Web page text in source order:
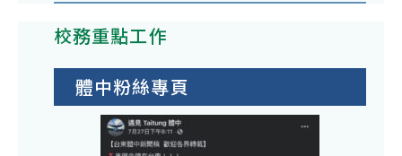
校務重點工作
體中粉絲專頁